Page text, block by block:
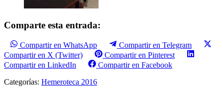
Comparte esta entrada:
Compartir en WhatsApp
Compartir en Telegram
Compartir en X (Twitter)
Compartir en Pinterest
Compartir en LinkedIn
Compartir en Facebook
Categorías: Hemeroteca 2016